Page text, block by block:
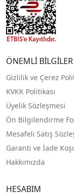
ÖNEMLİ BİLGİLER
Gizlilik ve Çerez
KVKK Politikası
Üyelik Sözleşmesi
Ön Bilgilendirme
Mesafeli Satış
Garanti ve İade
Hakkımızda
HESABIM